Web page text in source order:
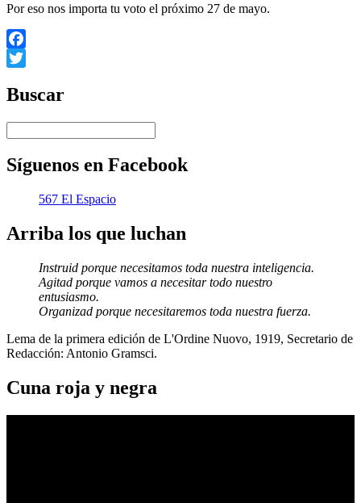
Por eso nos importa tu voto el próximo 27 de mayo.
Facebook
Buscar
Síguenos en Facebook
567 El Espacio
Arriba los que luchan
Instruid porque necesitamos toda nuestra inteligencia.
Agitad porque vamos a necesitar todo nuestro
entusiasmo.
Organizad porque necesitaremos toda nuestra fuerza.
Lema de la primera edición de L'Ordine Nuovo, 1919, Secretario de
Redacción: Antonio Gramsci.
Cuna roja y negra